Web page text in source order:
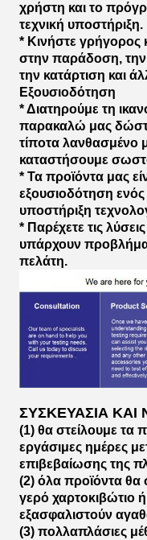
χρήστη και το
τεχνική υποστήριξη.
* Κινήστε γρήγορος
στην παράδοση,
την κατάρτιση και
Εξουσιοδότηση
* Διατηρούμε τη
παρακαλώ μας
τίποτα λανθασμένο
καταστήσουμε
* Τα προϊόντα μας
εξουσιοδότηση ενός
υποστήριξη
* Παρέχετε τις
υπάρχουν
πελάτη.
ΣΥΣΚΕΥΑΣΙΑ ΚΑΙ
(1) θα στείλουμε τα
εργάσιμες ημέρες
επιβεβαίωσης της
(2) όλα προϊόντα
γερό χαρτοκιβώτιο
εξασφαλιστούν
(3) πολλαπλάσιες